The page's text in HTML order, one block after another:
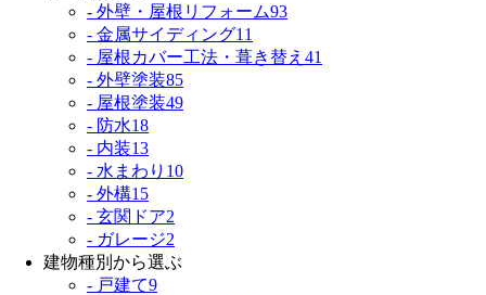
- 外壁・屋根リフォーム93
- 金属サイディング11
- 屋根カバー工法・葺き替え 41
- 外壁塗装85
- 屋根塗装49
- 防水18
- 内装13
- 水まわり 10
- 外構15
- 玄関ドア2
- ガレージ2
建物種別から選ぶ
- 戸建て9